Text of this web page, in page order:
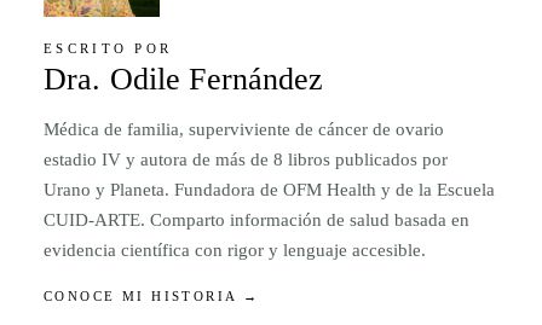
ESCRITO POR
Dra. Odile Fernández
Médica de familia, superviviente de cáncer de ovario
estadio IV y autora de más de 8 libros publicados por
Urano y Planeta. Fundadora de OFM Health y de la Escuela
CUID-ARTE. Comparto información de salud basada en
evidencia científica con rigor y lenguaje accesible.
CONOCE MI HISTORIA →